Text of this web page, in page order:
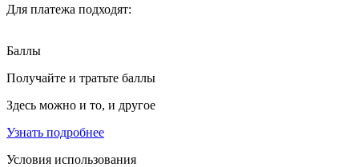
Для платежа подходят:
Баллы
Получайте и тратьте баллы
Здесь можно и то, и другое
Узнать подробнее
Условия использования